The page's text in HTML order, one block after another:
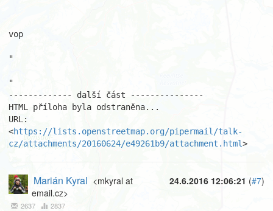
vop
"
"
------------- další část ---------------
HTML příloha byla odstraněna...
URL:
<https://lists.openstreetmap.org/pipermail/talk-
cz/attachments/20160624/e49261b9/attachment.html>
24.6.2016 12:06:21 (#7)
Marián Kyral <mkyral at
email.cz>
2637 2837